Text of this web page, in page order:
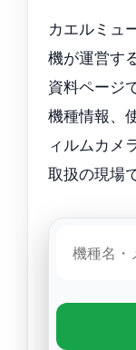
カエルミュ
機が運営す
資料ページ
機種情報、
ィルムカメ
取扱の現場